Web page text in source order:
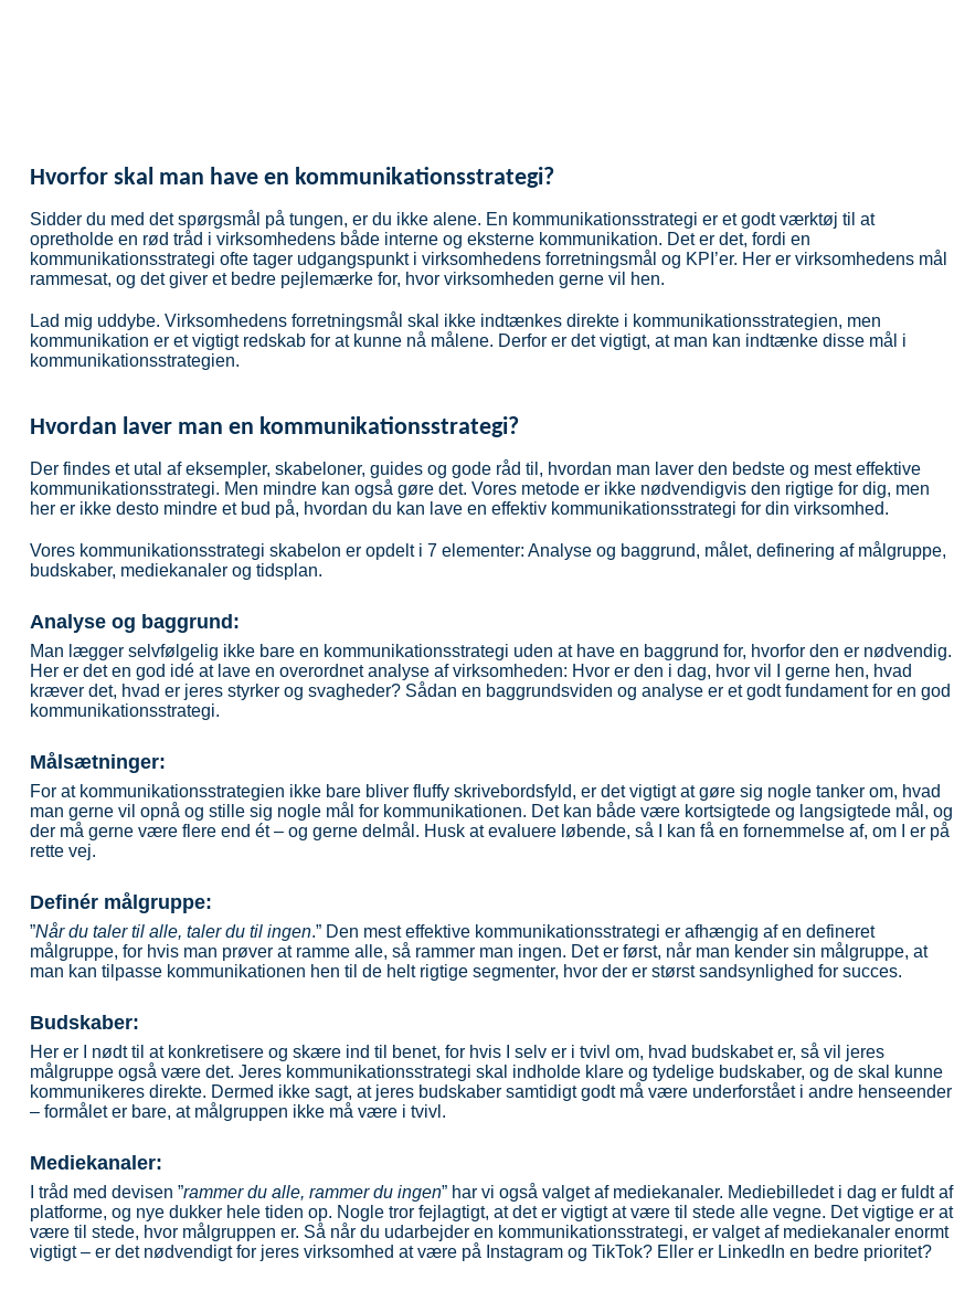
Hvorfor skal man have en kommunikationsstrategi?
Sidder du med det spørgsmål på tungen, er du ikke alene. En kommunikationsstrategi er et godt værktøj til at
opretholde en rød tråd i virksomhedens både interne og eksterne kommunikation. Det er det, fordi en
kommunikationsstrategi ofte tager udgangspunkt i virksomhedens forretningsmål og KPI’er. Her er virksomhedens mål
rammesat, og det giver et bedre pejlemærke for, hvor virksomheden gerne vil hen.
Lad mig uddybe. Virksomhedens forretningsmål skal ikke indtænkes direkte i kommunikationsstrategien, men
kommunikation er et vigtigt redskab for at kunne nå målene. Derfor er det vigtigt, at man kan indtænke disse mål i
kommunikationsstrategien.
Hvordan laver man en kommunikationsstrategi?
Der findes et utal af eksempler, skabeloner, guides og gode råd til, hvordan man laver den bedste og mest effektive
kommunikationsstrategi. Men mindre kan også gøre det. Vores metode er ikke nødvendigvis den rigtige for dig, men
her er ikke desto mindre et bud på, hvordan du kan lave en effektiv kommunikationsstrategi for din virksomhed.
Vores kommunikationsstrategi skabelon er opdelt i 7 elementer: Analyse og baggrund, målet, definering af målgruppe,
budskaber, mediekanaler og tidsplan.
Analyse og baggrund:
Man lægger selvfølgelig ikke bare en kommunikationsstrategi uden at have en baggrund for, hvorfor den er nødvendig.
Her er det en god idé at lave en overordnet analyse af virksomheden: Hvor er den i dag, hvor vil I gerne hen, hvad
kræver det, hvad er jeres styrker og svagheder? Sådan en baggrundsviden og analyse er et godt fundament for en god
kommunikationsstrategi.
Målsætninger:
For at kommunikationsstrategien ikke bare bliver fluffy skrivebordsfyld, er det vigtigt at gøre sig nogle tanker om, hvad
man gerne vil opnå og stille sig nogle mål for kommunikationen. Det kan både være kortsigtede og langsigtede mål, og
der må gerne være flere end ét – og gerne delmål. Husk at evaluere løbende, så I kan få en fornemmelse af, om I er på
rette vej.
Definér målgruppe:
”Når du taler til alle, taler du til ingen.” Den mest effektive kommunikationsstrategi er afhængig af en defineret
målgruppe, for hvis man prøver at ramme alle, så rammer man ingen. Det er først, når man kender sin målgruppe, at
man kan tilpasse kommunikationen hen til de helt rigtige segmenter, hvor der er størst sandsynlighed for succes.
Budskaber:
Her er I nødt til at konkretisere og skære ind til benet, for hvis I selv er i tvivl om, hvad budskabet er, så vil jeres
målgruppe også være det. Jeres kommunikationsstrategi skal indholde klare og tydelige budskaber, og de skal kunne
kommunikeres direkte. Dermed ikke sagt, at jeres budskaber samtidigt godt må være underforstået i andre henseender
– formålet er bare, at målgruppen ikke må være i tvivl.
Mediekanaler:
I tråd med devisen ”rammer du alle, rammer du ingen” har vi også valget af mediekanaler. Mediebilledet i dag er fuldt af
platforme, og nye dukker hele tiden op. Nogle tror fejlagtigt, at det er vigtigt at være til stede alle vegne. Det vigtige er at
være til stede, hvor målgruppen er. Så når du udarbejder en kommunikationsstrategi, er valget af mediekanaler enormt
vigtigt – er det nødvendigt for jeres virksomhed at være på Instagram og TikTok? Eller er LinkedIn en bedre prioritet?